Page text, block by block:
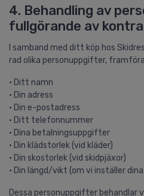
4. Behandling av
fullgörande av
I samband med ditt köp hos
rad olika personuppgifter,
• Ditt namn
• Din adress
• Din e-postadress
• Ditt telefonnummer
• Dina betalningsuppgifter
• Din klädstorlek (vid kläder)
• Din skostorlek (vid skidpjäxor)
• Din längd/vikt (om vi inställer
Dessa personuppgifter behandlar